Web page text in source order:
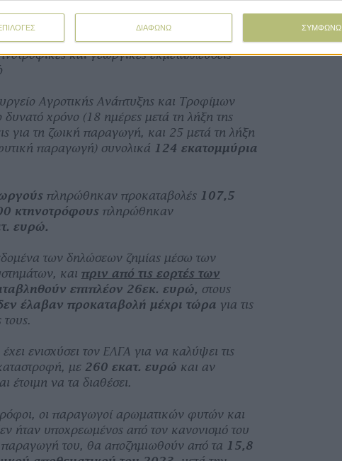
ΔΙΑΦΩΝΩ ΣΥΜΦΩΝΩ
και του υπουργείου Κλιματικής Κρίσης και
πρώτη φορά ενισχύθηκαν και οι αγρότες.
και γεωργικές εκμεταλλεύσεις
Αγροτικής Ανάπτυξης και Τροφίμων
δυνατό χρόνο (18 ημέρες μετά τη λήξη της
για τη ζωική παραγωγή, και 25 μετά τη λήξη
παραγωγή) συνολικά 124 εκατομμύρια
πληρώθηκαν προκαταβολές 107,5
κτηνοτρόφους πληρώθηκαν
ευρώ.
των δηλώσεων ζημίας μέσω των
και πριν από τις εορτές των
επιπλέον 26εκ. ευρώ, στους
έλαβαν προκαταβολή μέχρι τώρα για τις
τους.
ενισχύσει τον ΕΛΓΑ για να καλύψει τις
με 260 εκατ. ευρώ και αν
έτοιμη να τα διαθέσει.
οι παραγωγοί αρωματικών φυτών και
ήταν υποχρεωμένος από τον κανονισμό του
παραγωγή του, θα αποζημιωθούν από τα 15,8